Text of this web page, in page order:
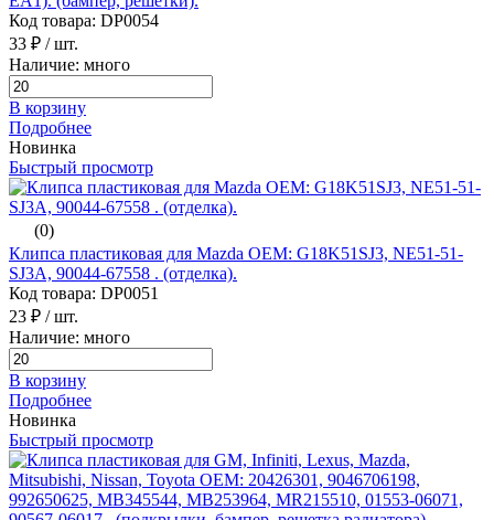
Код товара: DP0054
33 ₽ / шт.
Наличие: много
В корзину
Подробнее
Новинка
Быстрый просмотр
(0)
Клипса пластиковая для Mazda ОЕМ: G18K51SJ3, NE51-51-
SJ3A, 90044-67558 . (отделка).
Код товара: DP0051
23 ₽ / шт.
Наличие: много
В корзину
Подробнее
Новинка
Быстрый просмотр